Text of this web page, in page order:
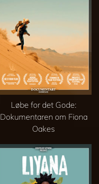
Løbe for det Gode:
Dokumentaren om Fiona
Oakes